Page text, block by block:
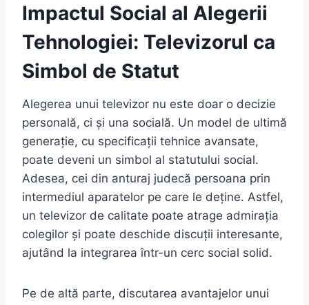
Impactul Social al Alegerii
Tehnologiei: Televizorul ca
Simbol de Statut
Alegerea unui televizor nu este doar o decizie
personală, ci și una socială. Un model de ultimă
generație, cu specificații tehnice avansate,
poate deveni un simbol al statutului social.
Adesea, cei din anturaj judecă persoana prin
intermediul aparatelor pe care le deține. Astfel,
un televizor de calitate poate atrage admirația
colegilor și poate deschide discuții interesante,
ajutând la integrarea într-un cerc social solid.
Pe de altă parte, discutarea avantajelor unui